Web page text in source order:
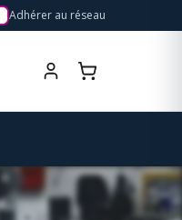
Adhérer au réseau